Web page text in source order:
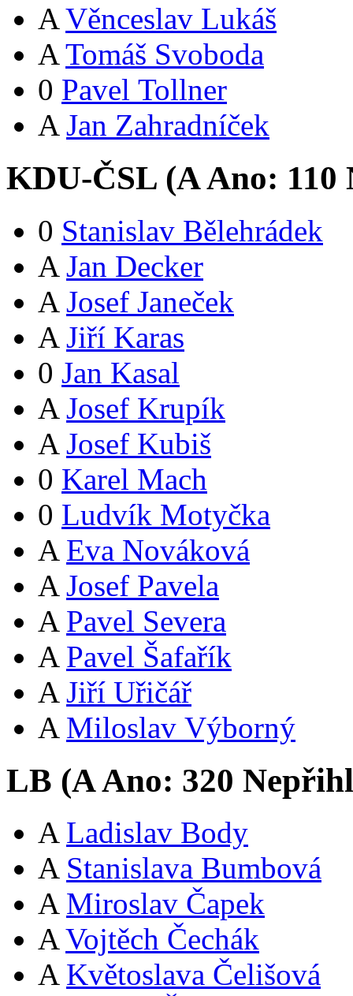
A Věnceslav Lukáš
A Tomáš Svoboda
0 Pavel Tollner
A Jan Zahradníček
KDU-ČSL (AAno: 110
0 Stanislav Bělehrádek
A Jan Decker
A Josef Janeček
A Jiří Karas
0 Jan Kasal
A Josef Krupík
A Josef Kubiš
0 Karel Mach
0 Ludvík Motyčka
A Eva Nováková
A Josef Pavela
A Pavel Severa
A Pavel Šafařík
A Jiří Uřičář
A Miloslav Výborný
LB (AAno: 320
A Ladislav Body
A Stanislava Bumbová
A Miroslav Čapek
A Vojtěch Čechák
A Květoslava Čelišová